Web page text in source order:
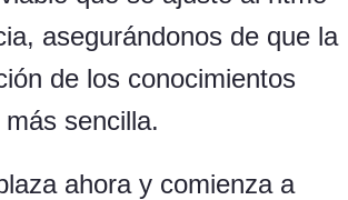
asegurándonos de que la
de los conocimientos
sencilla.
ahora y comienza a